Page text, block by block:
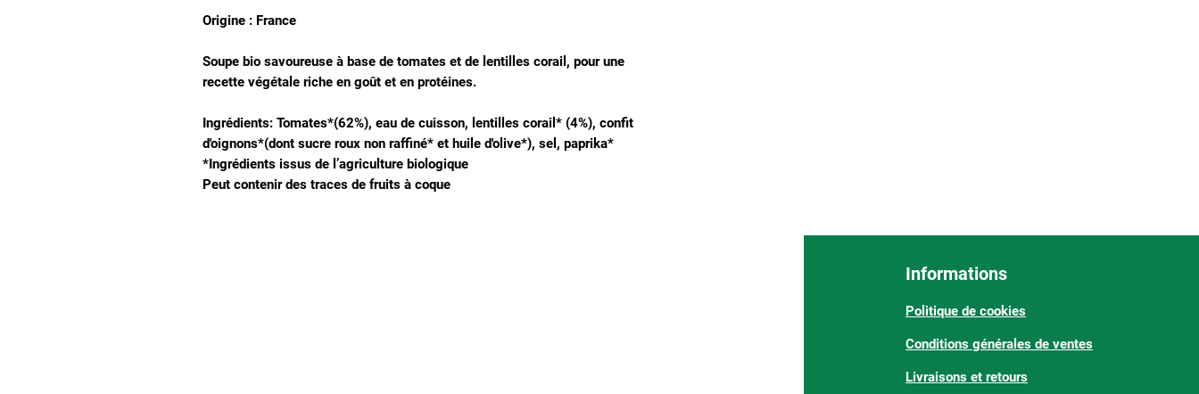
Origine : France
Soupe bio savoureuse à base de tomates et de lentilles corail, pour une
recette végétale riche en goût et en protéines.
Ingrédients: Tomates*(62%), eau de cuisson, lentilles corail* (4%), confit
d'oignons*(dont sucre roux non raffiné* et huile d'olive*), sel, paprika*
*Ingrédients issus de l’agriculture biologique
Peut contenir des traces de fruits à coque
Informations
Politique de cookies
Conditions générales de ventes
Livraisons et retours